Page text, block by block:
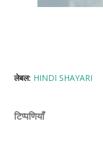
लेबल: HINDI SHAYARI
टिप्पणियाँ